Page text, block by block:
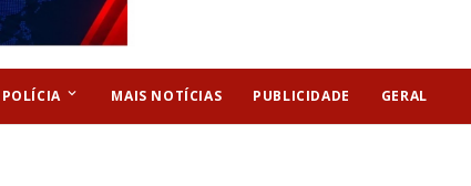
POLÍCIA keyboard_arrow_down MAIS NOTÍCIAS PUBLICIDADE GERAL